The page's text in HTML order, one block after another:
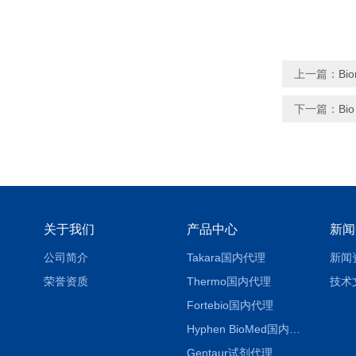
上一篇：
下一篇：
关于我们
公司简介
荣誉资质
产品中心
Takara国内代理
Thermo国内代理
Fortebio国内代理
Gentaur试剂代理
新
新闻
技术